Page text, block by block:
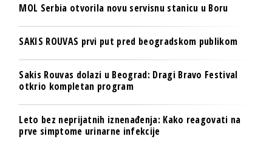
MOL Serbia otvorila novu servisnu stanicu u Boru
SAKIS ROUVAS prvi put pred beogradskom publikom
Sakis Rouvas dolazi u Beograd: Dragi Bravo Festival
otkrio kompletan program
Leto bez neprijatnih iznenađenja: Kako reagovati na
prve simptome urinarne infekcije